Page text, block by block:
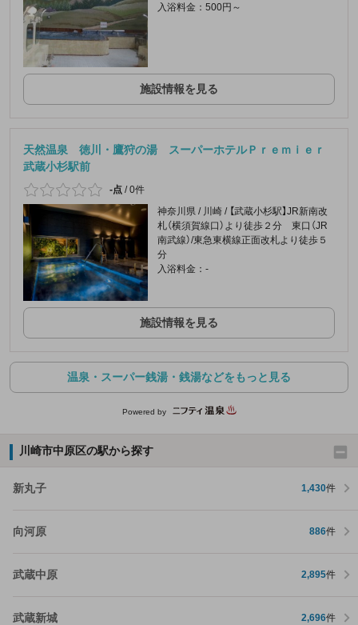
入浴料金：500円～
施設情報を見る
天然温泉 徳川・鷹狩の湯 スーパーホテルＰｒｅｍｉｅｒ
武蔵小杉駅前
-点 /0件
神奈川県 / 川崎 / 【武蔵小杉駅】JR新南改
札（横須賀線口）より徒歩２分 東口（JR
南武線）/東急東横線正面改札より徒歩５
分
入浴料金：-
施設情報を見る
温泉・スーパー銭湯・銭湯などをもっと見る
Powered by
川崎市中原区の駅から探す
新丸子 1,430件
向河原 886件
武蔵中原 2,895件
武蔵新城 2,696件